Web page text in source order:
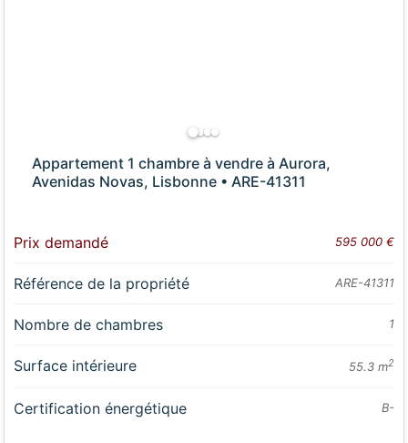
Appartement 1 chambre à vendre à Aurora,
Avenidas Novas, Lisbonne • ARE-41311
Prix demandé 595 000 €
Référence de la propriété ARE-41311
Nombre de chambres 1
Surface intérieure 55.3 m2
Certification énergétique B-